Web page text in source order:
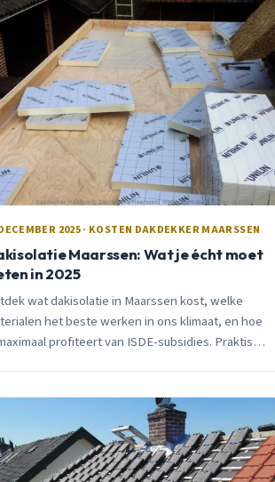
2025 · KOSTEN DAKDEKKER MAARSSEN
Maarssen: Wat je écht moet
in 2025
wat dakisolatie in Maarssen kost, welke
het beste werken in ons klimaat, en hoe
profiteert van ISDE-subsidies. Praktisch